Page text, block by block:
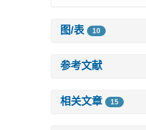
图/表 10
参考文献
相关文章 15